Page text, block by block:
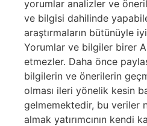
yorumlar analizler ve
ve bilgisi dahilinde
araştırmaların bütünüyle
Yorumlar ve bilgiler birer
etmezler. Daha önce
bilgilerin ve önerilerin
olması ileri yönelik kesin
gelmemektedir, bu veriler
almak yatırımcının kendi